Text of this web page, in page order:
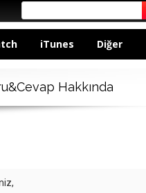
iTunes Diğer
Hakkında